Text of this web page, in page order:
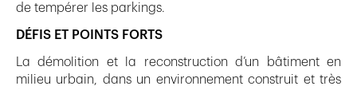
de tempérer les parkings.
DÉFIS ET POINTS FORTS
La démolition et la reconstruction d’un bâtiment en
milieu urbain, dans un environnement construit et très